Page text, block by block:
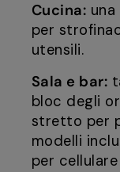
Cucina:
per
utensili.
Sala e bar:
bloc degli
stretto per
modelli
per